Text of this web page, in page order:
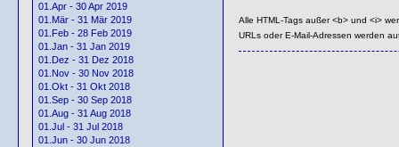
01.Apr - 30 Apr 2019
01.Mär - 31 Mär 2019
01.Feb - 28 Feb 2019
01.Jan - 31 Jan 2019
01.Dez - 31 Dez 2018
01.Nov - 30 Nov 2018
01.Okt - 31 Okt 2018
01.Sep - 30 Sep 2018
01.Aug - 31 Aug 2018
01.Jul - 31 Jul 2018
01.Jun - 30 Jun 2018
Alle HTML-Tags außer <b> und <i>
URLs oder E-Mail-Adressen werden